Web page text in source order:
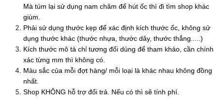
Mà túm lại sử dụng nam châm để hút ốc thì đi tìm shop khác
giùm.
Phải sử dụng thước kẹp để xác định kích thước ốc, không sử
dụng thước khác (thước nhựa, thước dây, thước thẳng.....)
Kích thước mô tả chỉ tương đối dùng để tham khảo, cần chính
xác từng mm thì không có.
Màu sắc của mỗi đợt hàng/ mỗi loại là khác nhau không đồng
nhất.
Shop KHÔNG hỗ trợ đổi trả. Nếu có thì sẽ tính phí.